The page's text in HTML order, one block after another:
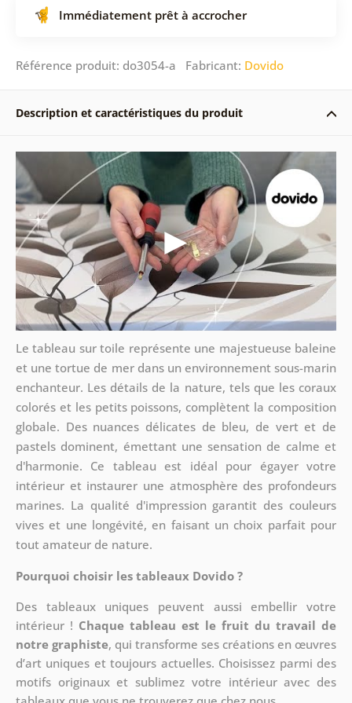
Immédiatement prêt à accrocher
Référence produit: do3054-a Fabricant: Dovido
Description et caractéristiques du produit
Le tableau sur toile représente une majestueuse baleine
et une tortue de mer dans un environnement sous-marin
enchanteur. Les détails de la nature, tels que les coraux
colorés et les petits poissons, complètent la composition
globale. Des nuances délicates de bleu, de vert et de
pastels dominent, émettant une sensation de calme et
d'harmonie. Ce tableau est idéal pour égayer votre
intérieur et instaurer une atmosphère des profondeurs
marines. La qualité d'impression garantit des couleurs
vives et une longévité, en faisant un choix parfait pour
tout amateur de nature.
Pourquoi choisir les tableaux Dovido ?
Des tableaux uniques peuvent aussi embellir votre
intérieur ! Chaque tableau est le fruit du travail de
notre graphiste, qui transforme ses créations en œuvres
d’art uniques et toujours actuelles. Choisissez parmi des
motifs originaux et sublimez votre intérieur avec des